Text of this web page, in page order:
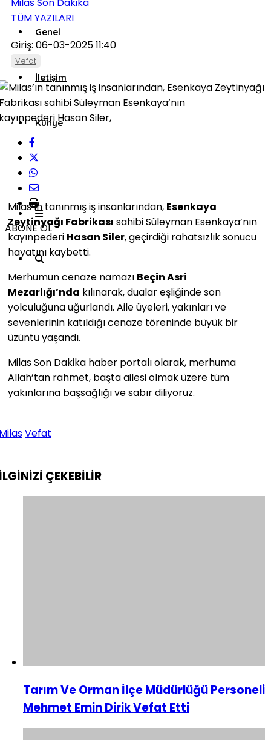
Genel
İletişim
Künye
TÜM YAZILARI
Giriş: 06-03-2025 11:40
Vefat
ABONE OL
Milas’ın tanınmış iş insanlarından, Esenkaya
Zeytinyağı Fabrikası sahibi Süleyman Esenkaya’nın
kayınpederi Hasan Siler, geçirdiği rahatsızlık sonucu
hayatını kaybetti.
Merhumun cenaze namazı Beçin Asri
Mezarlığı’nda kılınarak, dualar eşliğinde son
yolculuğuna uğurlandı. Aile üyeleri, yakınları ve
sevenlerinin katıldığı cenaze töreninde büyük bir
üzüntü yaşandı.
Milas Son Dakika haber portalı olarak, merhuma
Allah’tan rahmet, başta ailesi olmak üzere tüm
yakınlarına başsağlığı ve sabır diliyoruz.
Vefat
ÇEKEBİLİR
Tarım Ve Orman İlçe Müdürlüğü Personeli
Mehmet Emin Dirik Vefat Etti